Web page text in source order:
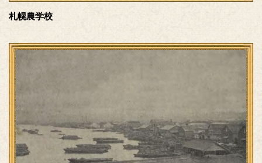
札幌農学校